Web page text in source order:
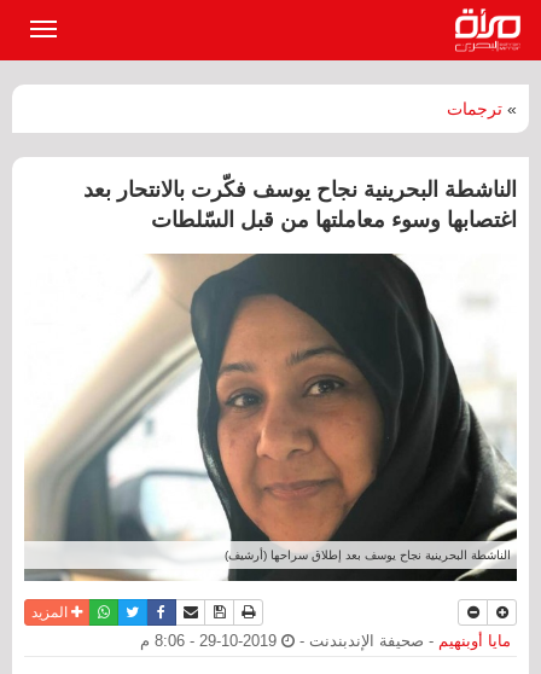
» ترجمات
الناشطة البحرينية نجاح يوسف فكّرت بالانتحار بعد
اغتصابها وسوء معاملتها من قبل السّلطات
الناشطة البحرينية نجاح يوسف بعد إطلاق سراحها (أرشيف)
نسخة للطباعة
حفظ الموضوع
أرسل الى صديق
فيسبوكتويترواتسابالمزيد
مايا أوبنهيم - صحيفة الإندبندنت -